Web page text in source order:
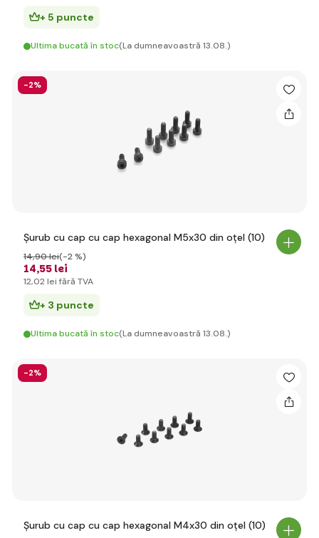
+ 5 puncte
Ultima bucată în stoc(La dumneavoastră 13.08.)
-2%
Șurub cu cap cu cap hexagonal M5x30 din oțel (10)
14,55 lei
14,90 lei(-2 %)
12,02 lei fără TVA
+ 3 puncte
Ultima bucată în stoc(La dumneavoastră 13.08.)
-2%
Șurub cu cap cu cap hexagonal M4x30 din oțel (10)